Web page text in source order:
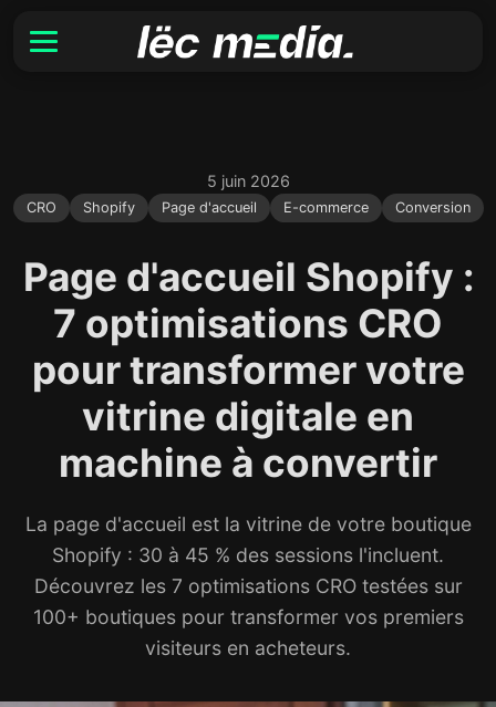
5 juin 2026
CRO Shopify Page d'accueil E-commerce Conversion
Page d'accueil Shopify :
7 optimisations CRO
pour transformer votre
vitrine digitale en
machine à convertir
La page d'accueil est la vitrine de votre boutique
Shopify : 30 à 45 % des sessions l'incluent.
Découvrez les 7 optimisations CRO testées sur
100+ boutiques pour transformer vos premiers
visiteurs en acheteurs.